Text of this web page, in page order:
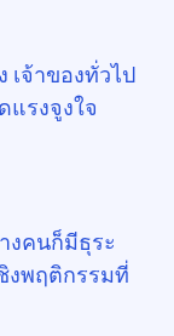
จ้าของทั่วไป
แรงจูงใจ
งคนก็มีธุระ
งพฤติกรรมที่